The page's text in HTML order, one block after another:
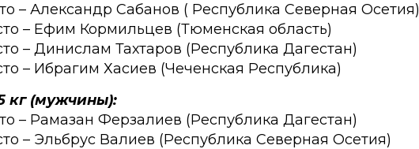
– Александр Сабанов ( Республика Северная Осетия)
– Ефим Кормильцев (Тюменская область)
– Динислам Тахтаров (Республика Дагестан)
– Ибрагим Хасиев (Чеченская Республика)
кг (мужчины):
– Рамазан Ферзалиев (Республика Дагестан)
– Эльбрус Валиев (Республика Северная Осетия)